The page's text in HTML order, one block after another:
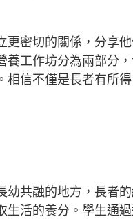
更密切的關係，分享
養工作坊分為兩部分
相信不僅是長者有所得
幼共融的地方，長者
生活的養分。學生通